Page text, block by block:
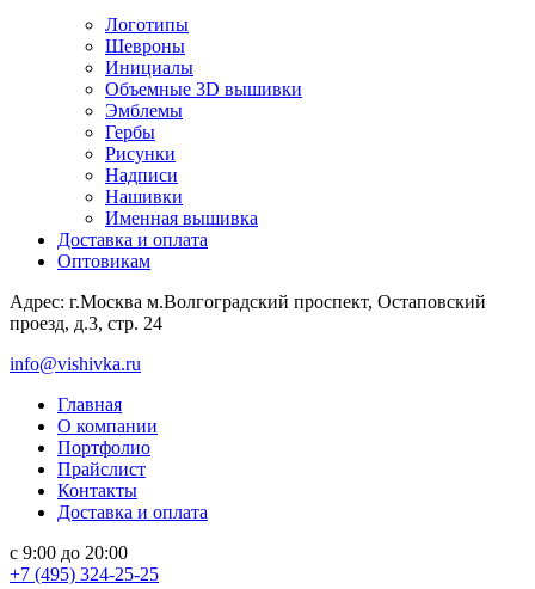
Логотипы
Шевроны
Инициалы
Объемные 3D вышивки
Эмблемы
Гербы
Рисунки
Надписи
Нашивки
Именная вышивка
Доставка и оплата
Оптовикам
Адрес: г.Москва м.Волгоградский проспект, Остаповский
проезд, д.3, стр. 24
info@vishivka.ru
Главная
О компании
Портфолио
Прайслист
Контакты
Доставка и оплата
с 9:00 до 20:00
+7 (495) 324-25-25